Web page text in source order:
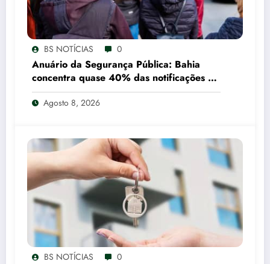
BS NOTÍCIAS 0
Anuário da Segurança Pública: Bahia
concentra quase 40% das notificações de
tráfico de pessoas registradas pelo SUS
em 2025
Agosto 8, 2026
BS NOTÍCIAS 0